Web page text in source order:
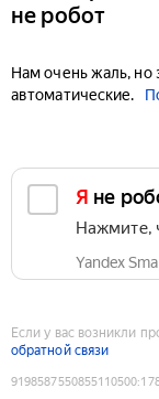
не робот
Нам очень жаль, но
автоматические.
Я не
Нажмите,
Yandex
Если у вас возникли
обратной связи
9198587550855110500: